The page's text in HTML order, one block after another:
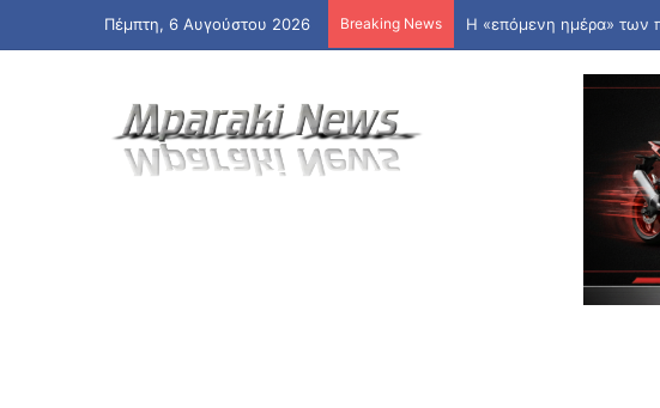
Πέμπτη, 6 Αυγούστου 2026 Breaking News